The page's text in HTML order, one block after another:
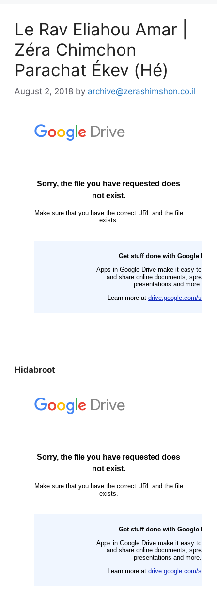
Le Rav Eliahou Amar |
Zéra Chimchon
Parachat Ékev (Hé)
August 2, 2018 by archive@zerashimshon.co.il
Hidabroot